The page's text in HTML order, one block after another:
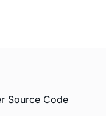
Source Code